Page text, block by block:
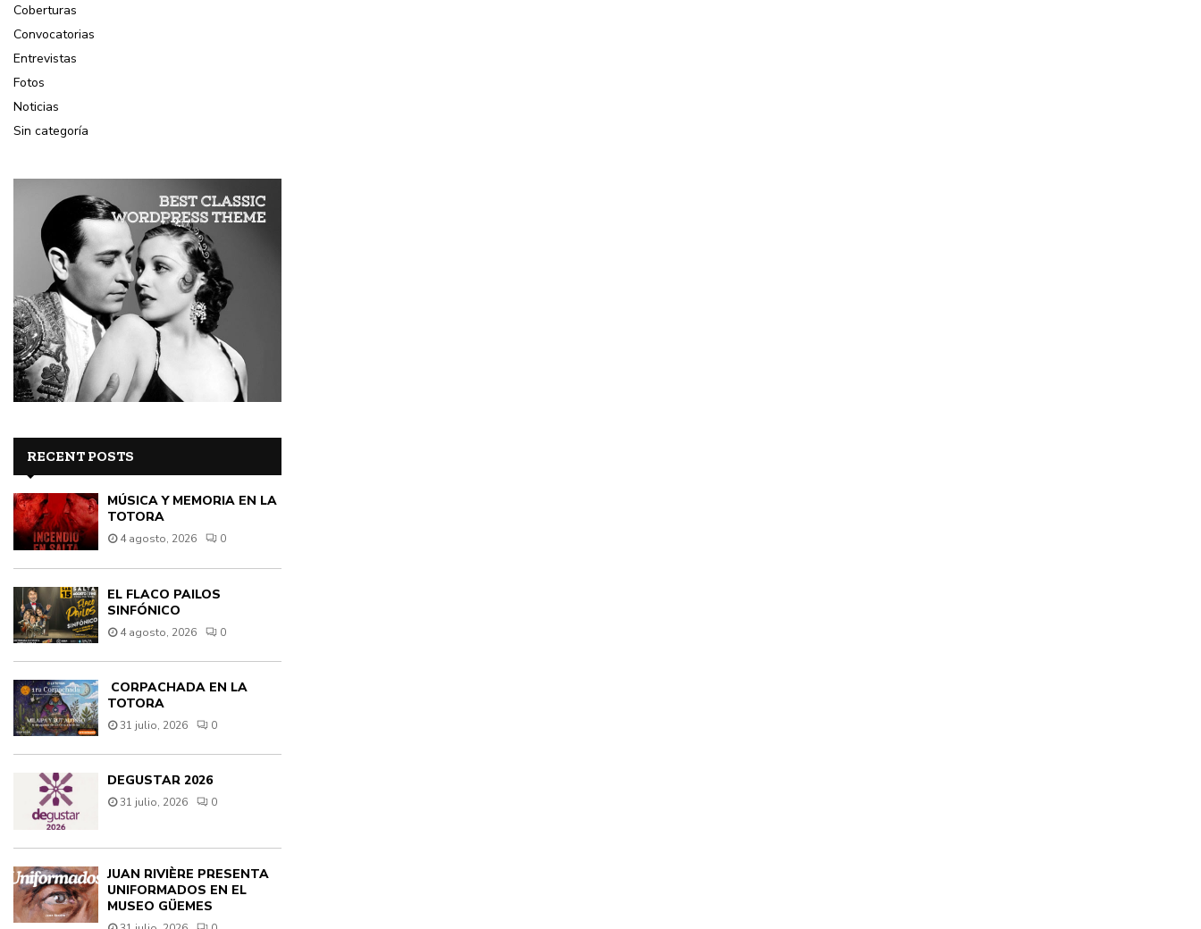
Coberturas
Convocatorias
Entrevistas
Fotos
Noticias
Sin categoría
RECENT POSTS
MÚSICA Y MEMORIA EN LA
TOTORA
4 agosto, 2026 0
EL FLACO PAILOS
SINFÓNICO
4 agosto, 2026 0
CORPACHADA EN LA
TOTORA
31 julio, 2026 0
DEGUSTAR 2026
31 julio, 2026 0
JUAN RIVIÈRE PRESENTA
UNIFORMADOS EN EL
MUSEO GÜEMES